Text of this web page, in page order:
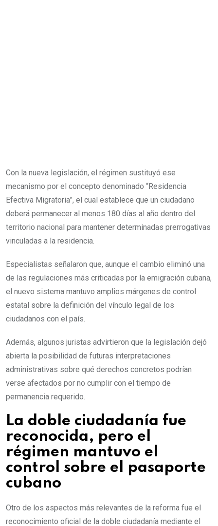
Con la nueva legislación, el régimen sustituyó ese
mecanismo por el concepto denominado “Residencia
Efectiva Migratoria”, el cual establece que un ciudadano
deberá permanecer al menos 180 días al año dentro del
territorio nacional para mantener determinadas prerrogativas
vinculadas a la residencia.
Especialistas señalaron que, aunque el cambio eliminó una
de las regulaciones más criticadas por la emigración cubana,
el nuevo sistema mantuvo amplios márgenes de control
estatal sobre la definición del vínculo legal de los
ciudadanos con el país.
Además, algunos juristas advirtieron que la legislación dejó
abierta la posibilidad de futuras interpretaciones
administrativas sobre qué derechos concretos podrían
verse afectados por no cumplir con el tiempo de
permanencia requerido.
La doble ciudadanía fue
reconocida, pero el
régimen mantuvo el
control sobre el pasaporte
cubano
Otro de los aspectos más relevantes de la reforma fue el
reconocimiento oficial de la doble ciudadanía mediante el